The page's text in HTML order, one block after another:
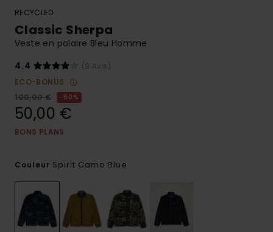
RECYCLED
Classic Sherpa
Veste en polaire Bleu Homme
4.4
(9 Avis)
ECO-BONUS
100,00 €
50%
50,00 €
BONS PLANS
Couleur Spirit Camo Blue